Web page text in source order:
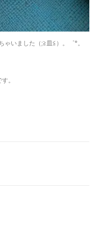
いました（;≧皿≦）。゜°。
。